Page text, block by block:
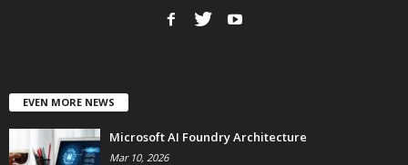
EVEN MORE NEWS
Microsoft AI Foundry Architecture
Mar 10, 2026